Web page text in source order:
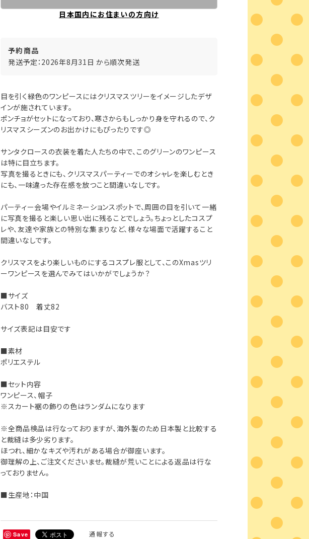
日本国内にお住まいの方向け
予約商品
発送予定：2026年8月31日 から順次発送
目を引く緑色のワンピースにはクリスマスツリーをイメージしたデザ
インが施されています。
ポンチョがセットになっており、寒さからもしっかり身を守れるので、ク
リスマスシーズンのお出かけにもぴったりです◎
サンタクロースの衣装を着た人たちの中で、このグリーンのワンピース
は特に目立ちます。
写真を撮るときにも、クリスマスパーティーでのオシャレを楽しむとき
にも、一味違った存在感を放つこと間違いなしです。
パーティー会場やイルミネーションスポットで、周囲の目を引いて一緒
に写真を撮ると楽しい思い出に残ることでしょう。ちょっとしたコスプ
レや、友達や家族との特別な集まりなど、様々な場面で活躍すること
間違いなしです。
クリスマスをより楽しいものにするコスプレ服として、このXmasツリ
ーワンピースを選んでみてはいかがでしょうか？
■サイズ
バスト80 着丈82
サイズ表記は目安です
■素材
ポリエステル
■セット内容
ワンピース、帽子
※スカート裾の飾りの色はランダムになります
※全商品検品は行なっておりますが、海外製のため日本製と比較する
と裁縫は多少劣ります。
ほつれ、細かなキズや汚れがある場合が御座います。
御理解の上、ご注文くださいませ。裁縫が荒いことによる返品は行な
っておりません。
■生産地：中国
Save 通報する